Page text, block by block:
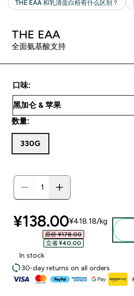
THE EAA
全面氨基酸支持
口味:
数量:
330G
discounted price
¥138.00‎¥418.18‎/kg
原价 ¥178.00‎
立省 ¥40.00‎
In stock
30-day returns on all orders